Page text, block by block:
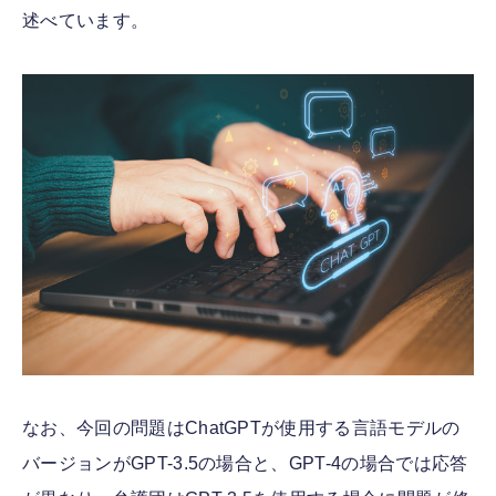
述べています。
なお、今回の問題はChatGPTが使用する言語モデルの
バージョンがGPT-3.5の場合と、GPT-4の場合では応答